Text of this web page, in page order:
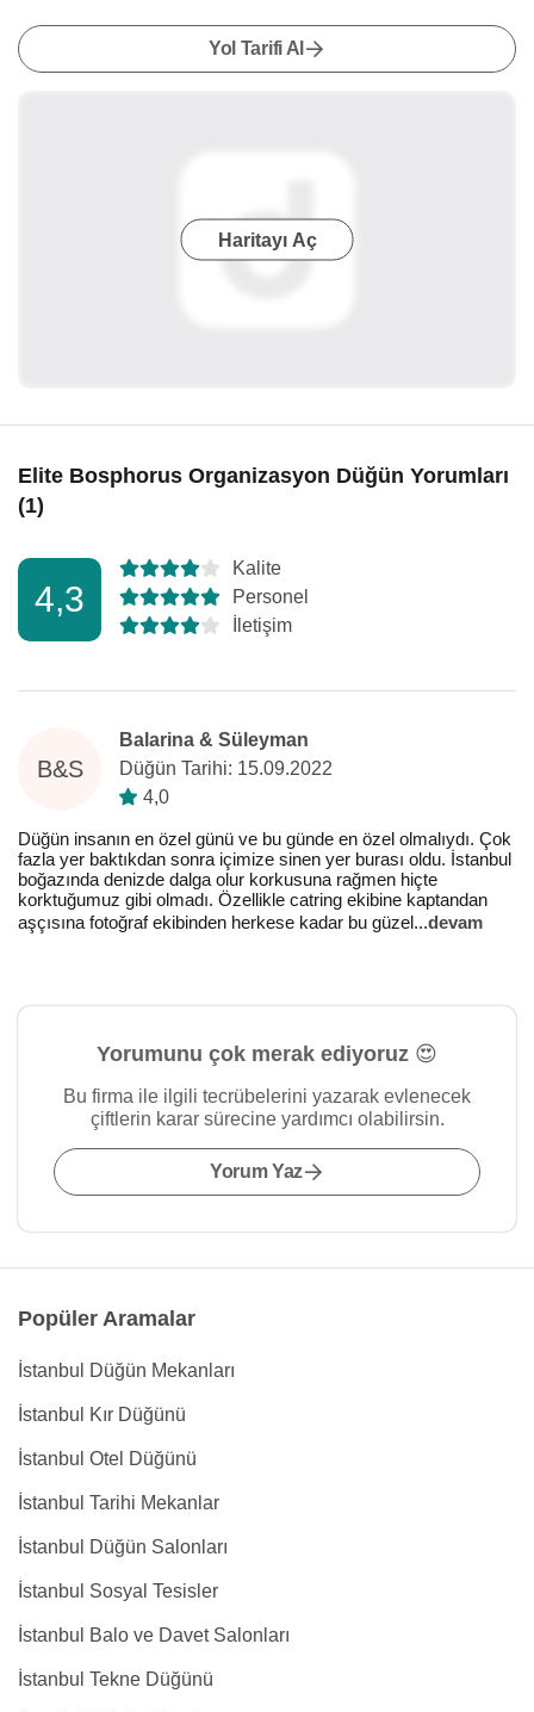
Yol Tarifi Al
Haritayı Aç
Elite Bosphorus Organizasyon Düğün Yorumları
(1)
4,3
Kalite
Personel
İletişim
B&S
Balarina & Süleyman
Düğün Tarihi: 15.09.2022
4,0
Düğün insanın en özel günü ve bu günde en özel olmalıydı. Çok
fazla yer baktıkdan sonra içimize sinen yer burası oldu. İstanbul
boğazında denizde dalga olur korkusuna rağmen hiçte
korktuğumuz gibi olmadı. Özellikle catring ekibine kaptandan
aşçısına fotoğraf ekibinden herkese kadar bu güzel...devam
Yorumunu çok merak ediyoruz 😍
Bu firma ile ilgili tecrübelerini yazarak evlenecek
çiftlerin karar sürecine yardımcı olabilirsin.
Yorum Yaz
Popüler Aramalar
İstanbul Düğün Mekanları
İstanbul Kır Düğünü
İstanbul Otel Düğünü
İstanbul Tarihi Mekanlar
İstanbul Düğün Salonları
İstanbul Sosyal Tesisler
İstanbul Balo ve Davet Salonları
İstanbul Tekne Düğünü